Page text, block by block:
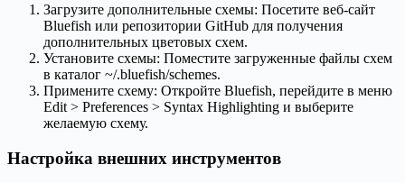
Загрузите дополнительные схемы: Посетите веб-сайт
Bluefish или репозитории GitHub для получения
дополнительных цветовых схем.
Установите схемы: Поместите загруженные файлы схем
в каталог ~/.bluefish/schemes.
Примените схему: Откройте Bluefish, перейдите в меню
Edit > Preferences > Syntax Highlighting и выберите
желаемую схему.
Настройка внешних инструментов